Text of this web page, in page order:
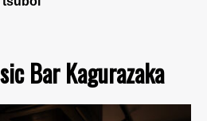
Bar Kagurazaka